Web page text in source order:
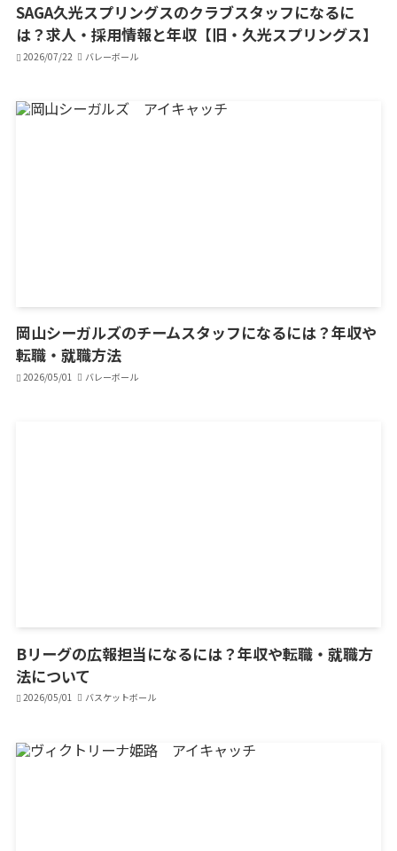
SAGA久光スプリングスのクラブスタッフになるに
は？求人・採用情報と年収【旧・久光スプリングス】
2026/07/22 バレーボール
岡山シーガルズのチームスタッフになるには？年収や
転職・就職方法
2026/05/01 バレーボール
Bリーグの広報担当になるには？年収や転職・就職方
法について
2026/05/01 バスケットボール